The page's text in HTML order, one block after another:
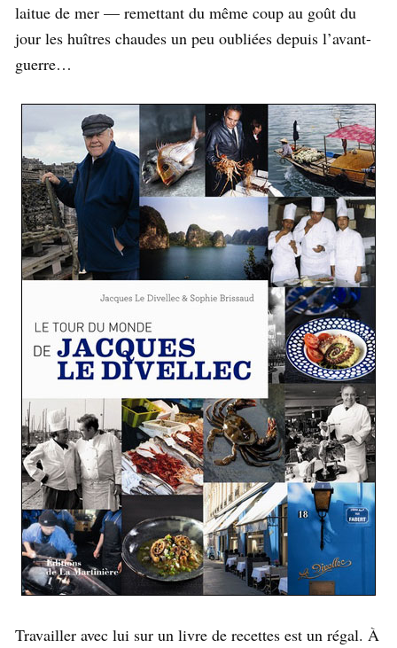
laitue de mer — remettant du même coup au goût du
jour les huîtres chaudes un peu oubliées depuis l’avant-
guerre…
Travailler avec lui sur un livre de recettes est un régal. À